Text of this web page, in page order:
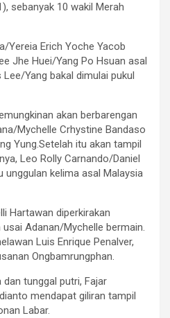
sebanyak 10 wakil Merah
Yereia Erich Yoche Yacob
Jhe Huei/Yang Po Hsuan asal
Yang bakal dimulai pukul
akan berbarengan
Mychelle Crhystine Bandaso
Yung.Setelah itu akan tampil
Leo Rolly Carnando/Daniel
unggulan kelima asal Malaysia
Hartawan diperkirakan
Adanan/Mychelle bermain.
Luis Enrique Penalver,
Ongbamrungphan.
tunggal putri, Fajar
mendapat giliran tampil
Labar.